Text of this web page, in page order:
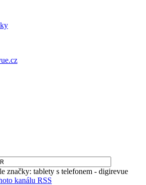
značky: tablety s telefonem - digirevue
kanálu RSS